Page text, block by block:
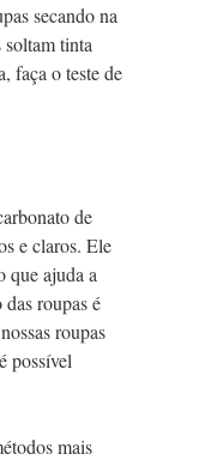
secando na
tinta
faça o teste de
de
e claros. Ele
que ajuda a
roupas é
roupas
possível
mais